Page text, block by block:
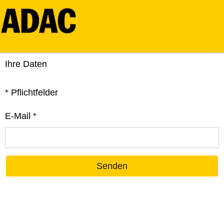
Ihre Daten
* Pflichtfelder
E-Mail *
Senden